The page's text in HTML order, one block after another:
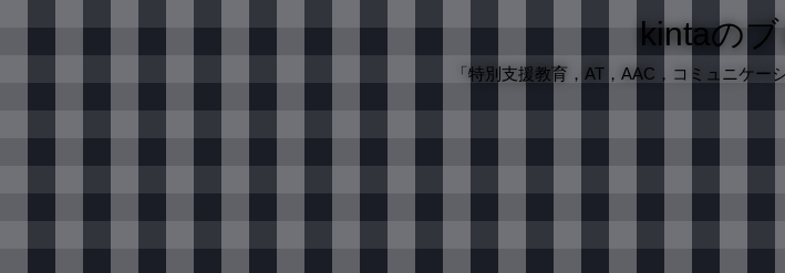
kintaの
「特別支援教育，AT，AAC，コミュニケー